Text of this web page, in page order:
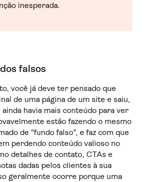
inesperada.
falsos
você já deve ter pensado que
de uma página de um site e saiu,
havia mais conteúdo para ver
estão fazendo o mesmo
de "fundo falso", e faz com que
perdendo conteúdo valioso no
detalhes de contato, CTAs e
dadas pelos clientes à sua
geralmente ocorre porque uma